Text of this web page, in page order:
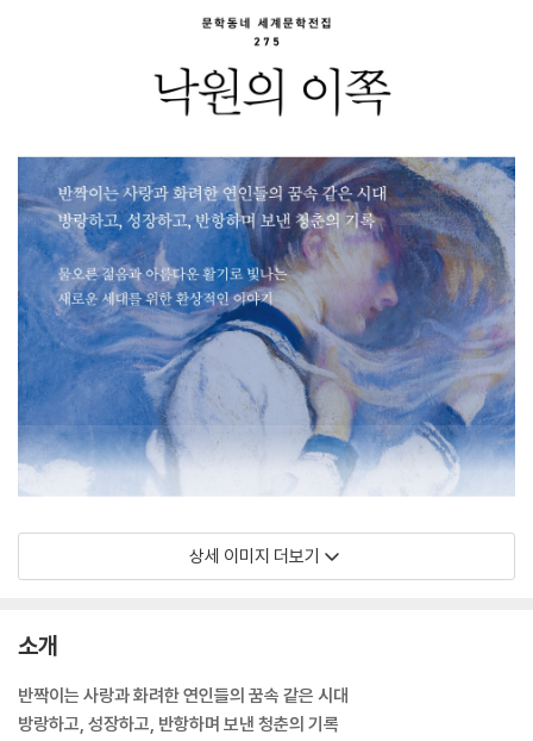
상세 이미지 더보기
소개
반짝이는 사랑과 화려한 연인들의 꿈속 같은 시대
방랑하고, 성장하고, 반항하며 보낸 청춘의 기록